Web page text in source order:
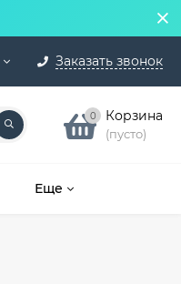
Заказать звонок
0 Корзина
(пусто)
Еще